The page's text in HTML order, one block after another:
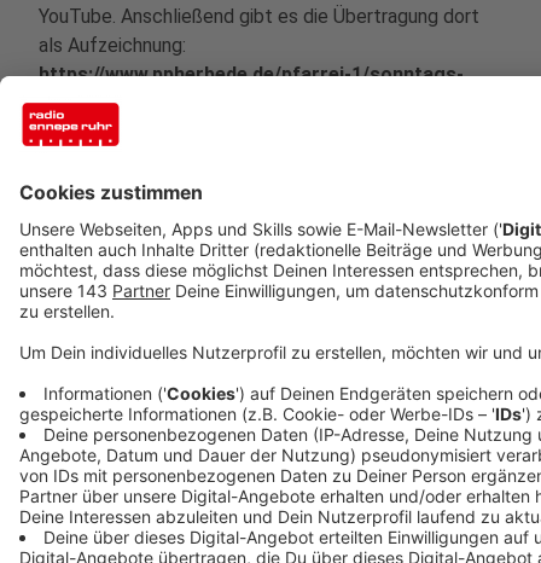
YouTube. Anschließend gibt es die Übertragung dort
als Aufzeichnung:
https://www.ppherbede.de/pfarrei-1/sonntags-
livestream-aus-st-p-p/
Auch der Evangelische Kirchenkreis Hattingen-Witten
hat verschiedene Aktionen und Livestreams zu Ostern
unter anderem schon "Mutmach-Impulse" abrufbar:
https://www.youtube.com/channel/
Anzeige
Anzeige